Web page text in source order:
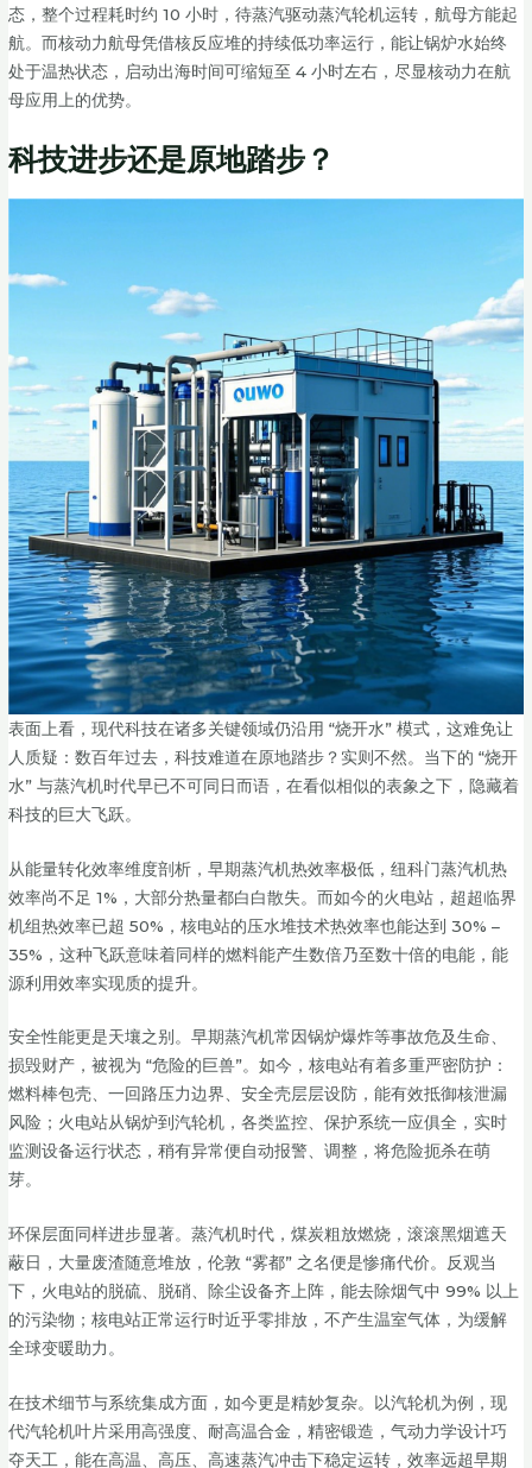
态，整个过程耗时约 10 小时，待蒸汽驱动蒸汽轮机运转，航母方能起
航。而核动力航母凭借核反应堆的持续低功率运行，能让锅炉水始终
处于温热状态，启动出海时间可缩短至 4 小时左右，尽显核动力在航
母应用上的优势。
科技进步还是原地踏步？
表面上看，现代科技在诸多关键领域仍沿用 “烧开水” 模式，这难免让
人质疑：数百年过去，科技难道在原地踏步？实则不然。当下的 “烧开
水” 与蒸汽机时代早已不可同日而语，在看似相似的表象之下，隐藏着
科技的巨大飞跃。
从能量转化效率维度剖析，早期蒸汽机热效率极低，纽科门蒸汽机热
效率尚不足 1%，大部分热量都白白散失。而如今的火电站，超超临界
机组热效率已超 50%，核电站的压水堆技术热效率也能达到 30% –
35%，这种飞跃意味着同样的燃料能产生数倍乃至数十倍的电能，能
源利用效率实现质的提升。
安全性能更是天壤之别。早期蒸汽机常因锅炉爆炸等事故危及生命、
损毁财产，被视为 “危险的巨兽”。如今，核电站有着多重严密防护：
燃料棒包壳、一回路压力边界、安全壳层层设防，能有效抵御核泄漏
风险；火电站从锅炉到汽轮机，各类监控、保护系统一应俱全，实时
监测设备运行状态，稍有异常便自动报警、调整，将危险扼杀在萌
芽。
环保层面同样进步显著。蒸汽机时代，煤炭粗放燃烧，滚滚黑烟遮天
蔽日，大量废渣随意堆放，伦敦 “雾都” 之名便是惨痛代价。反观当
下，火电站的脱硫、脱硝、除尘设备齐上阵，能去除烟气中 99% 以上
的污染物；核电站正常运行时近乎零排放，不产生温室气体，为缓解
全球变暖助力。
在技术细节与系统集成方面，如今更是精妙复杂。以汽轮机为例，现
代汽轮机叶片采用高强度、耐高温合金，精密锻造，气动力学设计巧
夺天工，能在高温、高压、高速蒸汽冲击下稳定运转，效率远超早期